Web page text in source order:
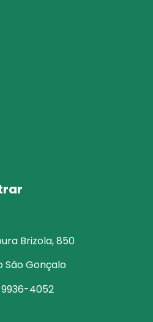
Brizola, 850
São Gonçalo
9936-4052